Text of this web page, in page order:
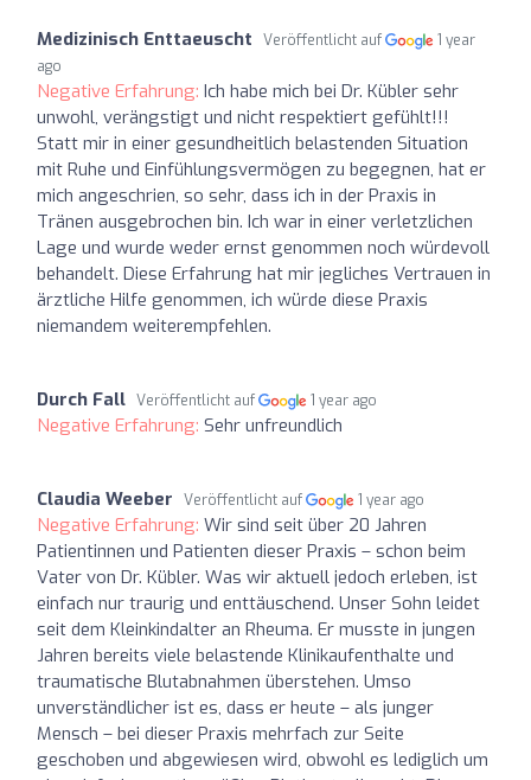
Medizinisch Enttaeuscht Veröffentlicht auf
1 year
ago
Negative Erfahrung: Ich habe mich bei Dr. Kübler sehr
unwohl, verängstigt und nicht respektiert gefühlt!!!
Statt mir in einer gesundheitlich belastenden Situation
mit Ruhe und Einfühlungsvermögen zu begegnen, hat er
mich angeschrien, so sehr, dass ich in der Praxis in
Tränen ausgebrochen bin. Ich war in einer verletzlichen
Lage und wurde weder ernst genommen noch würdevoll
behandelt. Diese Erfahrung hat mir jegliches Vertrauen in
ärztliche Hilfe genommen, ich würde diese Praxis
niemandem weiterempfehlen.
Durch Fall Veröffentlicht auf 1 year ago
Negative Erfahrung: Sehr unfreundlich
Claudia Weeber Veröffentlicht auf 1 year ago
Negative Erfahrung: Wir sind seit über 20 Jahren
Patientinnen und Patienten dieser Praxis – schon beim
Vater von Dr. Kübler. Was wir aktuell jedoch erleben, ist
einfach nur traurig und enttäuschend. Unser Sohn leidet
seit dem Kleinkindalter an Rheuma. Er musste in jungen
Jahren bereits viele belastende Klinikaufenthalte und
traumatische Blutabnahmen überstehen. Umso
unverständlicher ist es, dass er heute – als junger
Mensch – bei dieser Praxis mehrfach zur Seite
geschoben und abgewiesen wird, obwohl es lediglich um